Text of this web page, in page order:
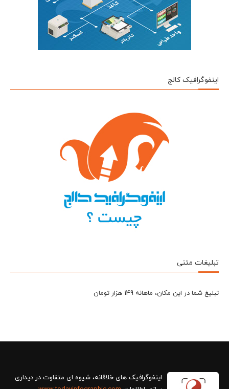
اینفوگرافیک کالج
تبلیغات متنی
تبلیغ شما در این مکان، ماهانه 149 هزار تومان